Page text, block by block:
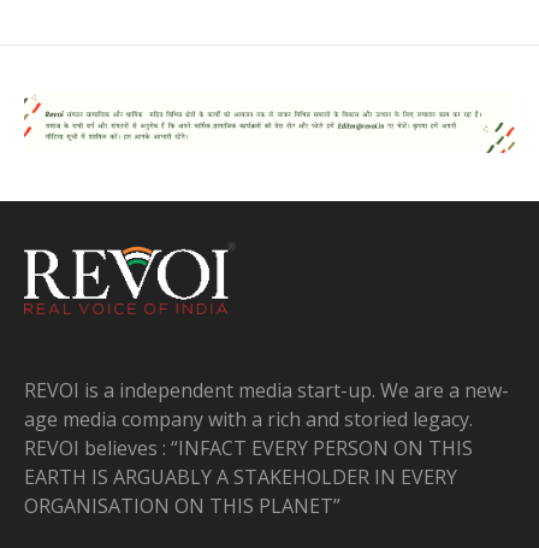
REVOI is a independent media start-up. We are a new-
age media company with a rich and storied legacy.
REVOI believes : “INFACT EVERY PERSON ON THIS
EARTH IS ARGUABLY A STAKEHOLDER IN EVERY
ORGANISATION ON THIS PLANET”